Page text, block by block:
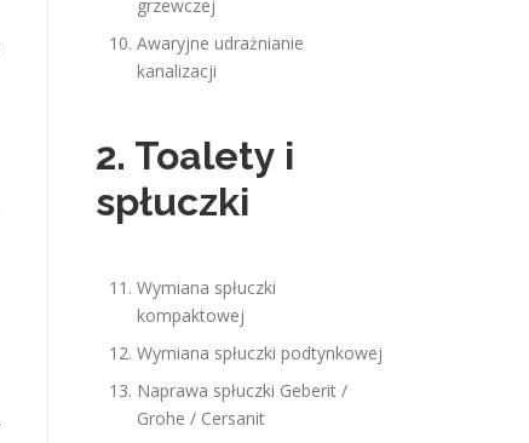
grzewczej
Awaryjne udrażnianie
kanalizacji
2. Toalety i
spłuczki
Wymiana spłuczki
kompaktowej
Wymiana spłuczki podtynkowej
Naprawa spłuczki Geberit /
Grohe / Cersanit